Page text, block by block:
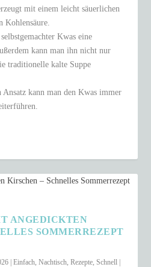
mit einem leicht säuerlichen
Kohlensäure.
Kwas eine
kann man ihn nicht nur
traditionelle kalte Suppe
Ansatz kann man den Kwas immer
ANGEDICKTEN K
SOMMERREZEPT M
|Einfach,Nachtisch,Rezepte,Schnell